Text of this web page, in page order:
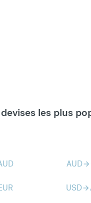
les plus
AUDarrow_forward
USDarrow_forward